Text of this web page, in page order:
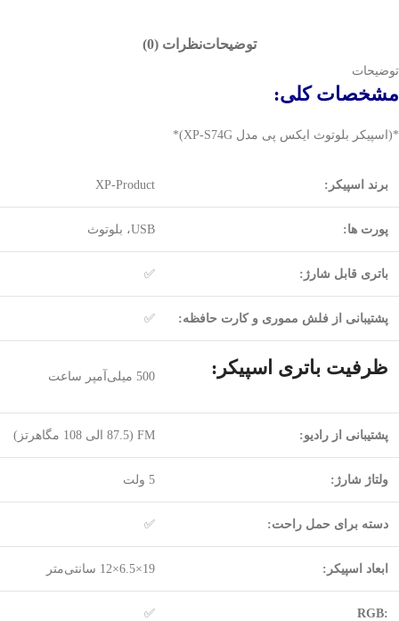
توضیحاتنظرات (0)
توضیحات
مشخصات کلی:
*(اسپیکر بلوتوث ایکس پی مدل XP-S74G)*
برند اسپیکر: XP-Product
پورت ها: USB، بلوتوث
باتری قابل شارژ: ✅
پشتیبانی از فلش مموری و کارت حافظه: ✅
ظرفیت باتری اسپیکر: 500 میلی‌آمپر ساعت
پشتیبانی از رادیو: FM (87.5 الی 108 مگاهرتز)
ولتاژ شارژ: 5 ولت
دسته برای حمل راحت: ✅
ابعاد اسپیکر: 19×6.5×12 سانتی‌متر
:RGB
✅